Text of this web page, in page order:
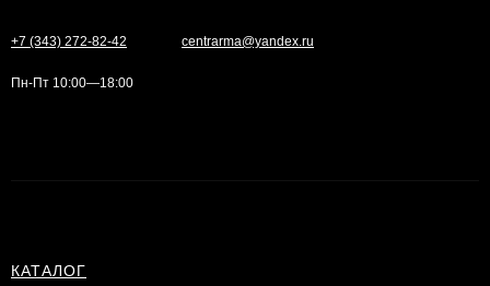
+7 (343) 272-82-42 centrarma@yandex.ru
Пн-Пт 10:00—18:00
КАТАЛОГ